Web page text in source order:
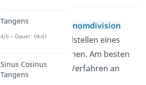
Auch mit der
Polynomdivision
kannst du die Nullstellen eines
Polynoms berechnen. Am besten
verstehst du das Verfahren an
Tangens
4/6 – Dauer: 04:41
Sinus Cosinus
Tangens